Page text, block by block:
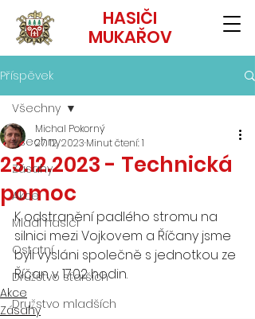
HASIČI
MUKAŘOV
Příspěvek
Všechny
Zásahy
Akce
Mladí hasiči
Ostatní
Družstvo starších
Družstvo mladších
Všechny
23.12.2023 - Technická
pomoc
Michal Pokorný
27. 12. 2023 Minut čtení: 1
K odstranění padlého stromu na
silnici mezi Vojkovem a Říčany jsme
byli vysláni společně s jednotkou ze
Říčan v 17:02 hodin.
Akce
Zásahy